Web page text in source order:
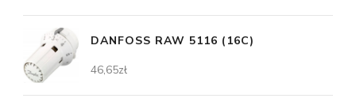
DANFOSS RAW 5116 (16C)
46,65zł